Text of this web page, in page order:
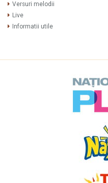
Versuri melodii
Live
Informatii utile